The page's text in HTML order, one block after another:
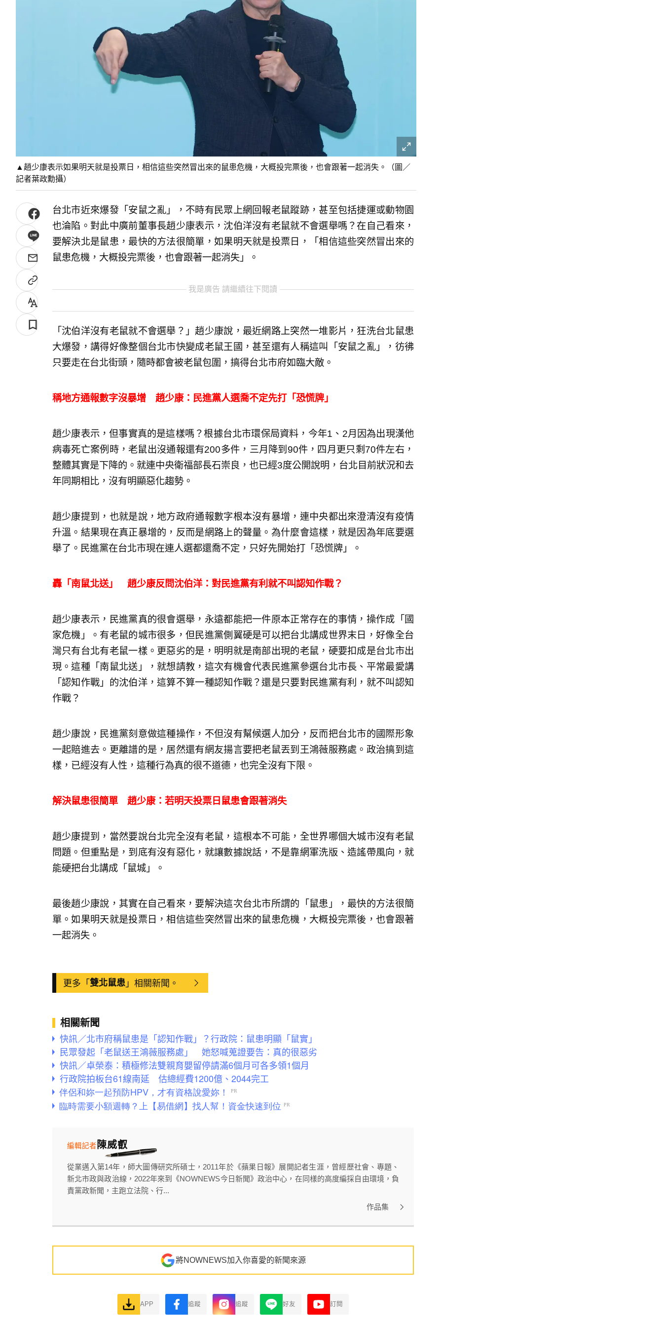
▲趙少康表示如果明天就是投票日，相信這些突然冒出來的鼠患危機，大概投完票後，也會跟著一起消失。（圖／
記者葉政勳攝）
台北市近來爆發「安鼠之亂」，不時有民眾上網回報老鼠蹤跡，甚至包括捷運或動物園
也淪陷。對此中廣前董事長趙少康表示，沈伯洋沒有老鼠就不會選舉嗎？在自己看來，
要解決北是鼠患，最快的方法很簡單，如果明天就是投票日，「相信這些突然冒出來的
鼠患危機，大概投完票後，也會跟著一起消失」。
我是廣告 請繼續往下閱讀
「沈伯洋沒有老鼠就不會選舉？」趙少康說，最近網路上突然一堆影片，狂洗台北鼠患
大爆發，講得好像整個台北市快變成老鼠王國，甚至還有人稱這叫「安鼠之亂」，彷彿
只要走在台北街頭，隨時都會被老鼠包圍，搞得台北市府如臨大敵。
稱地方通報數字沒暴增 趙少康：民進黨人選喬不定先打「恐慌牌」
趙少康表示，但事實真的是這樣嗎？根據台北市環保局資料，今年1、2月因為出現漢他
病毒死亡案例時，老鼠出沒通報還有200多件，三月降到90件，四月更只剩70件左右，
整體其實是下降的。就連中央衛福部長石崇良，也已經3度公開說明，台北目前狀況和去
年同期相比，沒有明顯惡化趨勢。
趙少康提到，也就是說，地方政府通報數字根本沒有暴增，連中央都出來澄清沒有疫情
升溫。結果現在真正暴增的，反而是網路上的聲量。為什麼會這樣，就是因為年底要選
舉了。民進黨在台北市現在連人選都還喬不定，只好先開始打「恐慌牌」。
轟「南鼠北送」 趙少康反問沈伯洋：對民進黨有利就不叫認知作戰？
趙少康表示，民進黨真的很會選舉，永遠都能把一件原本正常存在的事情，操作成「國
家危機」。有老鼠的城市很多，但民進黨側翼硬是可以把台北講成世界末日，好像全台
灣只有台北有老鼠一樣。更惡劣的是，明明就是南部出現的老鼠，硬要扣成是台北市出
現。這種「南鼠北送」，就想請教，這次有機會代表民進黨參選台北市長、平常最愛講
「認知作戰」的沈伯洋，這算不算一種認知作戰？還是只要對民進黨有利，就不叫認知
作戰？
趙少康說，民進黨刻意做這種操作，不但沒有幫候選人加分，反而把台北市的國際形象
一起賠進去。更離譜的是，居然還有網友揚言要把老鼠丟到王鴻薇服務處。政治搞到這
樣，已經沒有人性，這種行為真的很不道德，也完全沒有下限。
解決鼠患很簡單 趙少康：若明天投票日鼠患會跟著消失
趙少康提到，當然要說台北完全沒有老鼠，這根本不可能，全世界哪個大城市沒有老鼠
問題。但重點是，到底有沒有惡化，就讓數據說話，不是靠網軍洗版、造謠帶風向，就
能硬把台北講成「鼠城」。
最後趙少康說，其實在自己看來，要解決這次台北市所謂的「鼠患」，最快的方法很簡
單。如果明天就是投票日，相信這些突然冒出來的鼠患危機，大概投完票後，也會跟著
一起消失。
更多「雙北鼠患」相關新聞。
相關新聞
快訊／北市府稱鼠患是「認知作戰」？行政院：鼠患明顯「鼠實」
民眾發起「老鼠送王鴻薇服務處」 她怒喊蒐證要告：真的很惡劣
快訊／卓榮泰：積極修法雙親育嬰留停請滿6個月可各多領1個月
行政院拍板台61線南延 估總經費1200億、2044完工
陳威叡
編輯記者
從業邁入第14年，師大圖傳研究所碩士，2011年於《蘋果日報》展開記者生涯，曾經歷社會、專題、
新北市政與政治線，2022年來到《NOWNEWS今日新聞》政治中心，在同樣的高度編採自由環境，負
責黨政新聞，主跑立法院、行...
作品集
將NOWNEWS加入你喜愛的新聞來源
APP 追蹤 追蹤 好友 訂閱